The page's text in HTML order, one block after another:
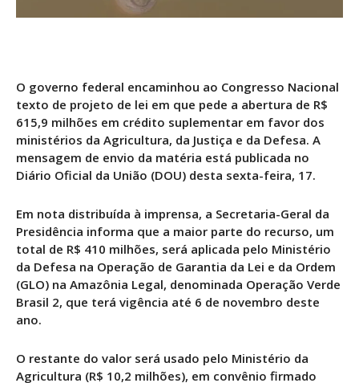
O governo federal encaminhou ao Congresso Nacional
texto de projeto de lei em que pede a abertura de R$
615,9 milhões em crédito suplementar em favor dos
ministérios da Agricultura, da Justiça e da Defesa. A
mensagem de envio da matéria está publicada no
Diário Oficial da União (DOU) desta sexta-feira, 17.
Em nota distribuída à imprensa, a Secretaria-Geral da
Presidência informa que a maior parte do recurso, um
total de R$ 410 milhões, será aplicada pelo Ministério
da Defesa na Operação de Garantia da Lei e da Ordem
(GLO) na Amazônia Legal, denominada Operação Verde
Brasil 2, que terá vigência até 6 de novembro deste
ano.
O restante do valor será usado pelo Ministério da
Agricultura (R$ 10,2 milhões), em convênio firmado